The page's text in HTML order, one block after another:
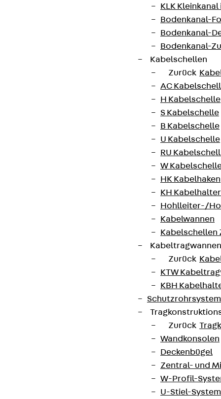
KLK
Bodenkanal-
Bodenkanal-
Bodenkanal-
Kabelschellen
Zurück
AC
H Kabelschelle
S Kabelschelle
B Kabelschelle
U Kabelschelle
RU
W
HK Kabelhaken
KH Kabelhalter
Hohlleiter-/
Kabelwannen
Kabelschellen
Zurück
KTW
KBH
Zurück
Wandkonsolen
Deckenbügel
Zentral- und
W-Profil-
U-Stiel-System